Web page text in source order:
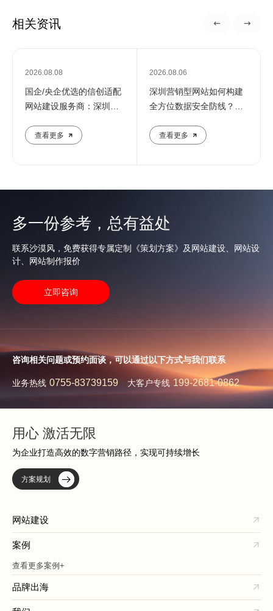
相关资讯
2026.08.08
国企/央企优选的信创适配
网站建设服务商：深圳定
查看更多
2026.08.06
深圳营销型网站如何构建
全方位数据安全防线？专
查看更多
多一份参考，总有益处
联系沙漠风，免费获得专属定制《策划方案》及网站建设、网站设
计、网站制作报价
立即咨询
咨询相关问题或预约面谈，可以通过以下方式与我们联系
业务热线 0755-83739159 大客户专线 199-2681-0862
用心 激活无限
为企业打造高效的数字营销路径，实现可持续增长
方案规划
网站建设
案例
查看更多案例+
品牌出海